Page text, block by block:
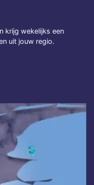
krijg wekelijks een
uit jouw regio.